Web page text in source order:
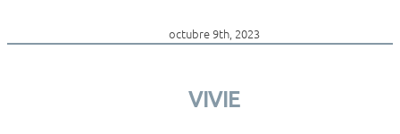
octubre 9th, 2023
VIVIE